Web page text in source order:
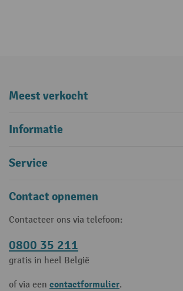
Meest verkocht
Informatie
Service
Contact opnemen
Contacteer ons via telefoon:
0800 35 211
gratis in heel België
of via een contactformulier.